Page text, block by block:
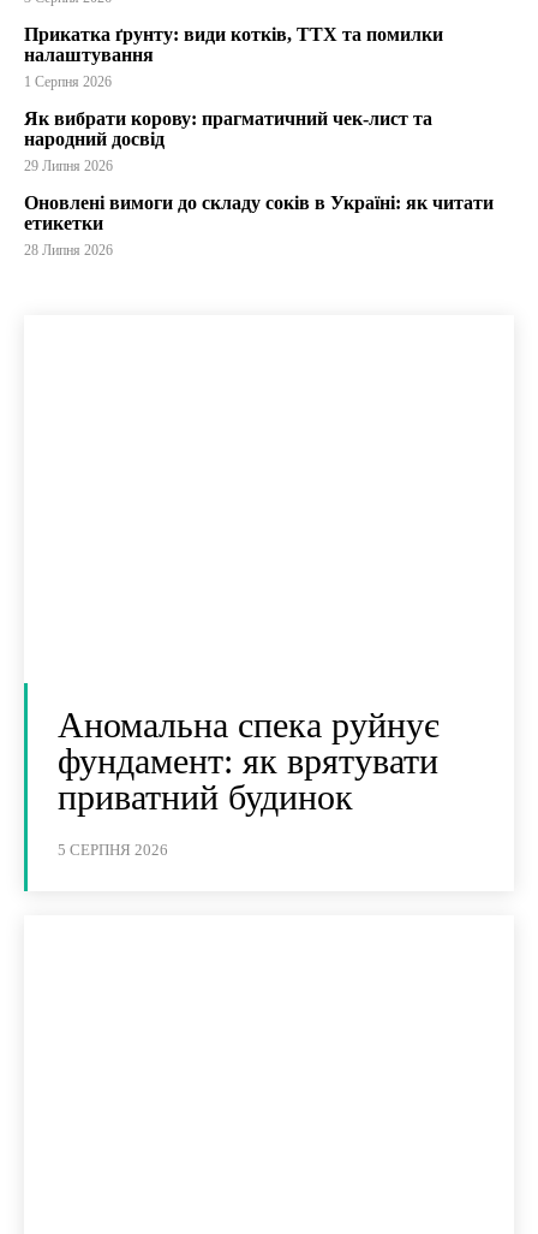
Прикатка ґрунту: види котків, ТТХ та помилки
налаштування
1 Серпня 2026
Як вибрати корову: прагматичний чек-лист та
народний досвід
29 Липня 2026
Оновлені вимоги до складу соків в Україні: як читати
етикетки
28 Липня 2026
Аномальна спека руйнує
фундамент: як врятувати
приватний будинок
5 СЕРПНЯ 2026